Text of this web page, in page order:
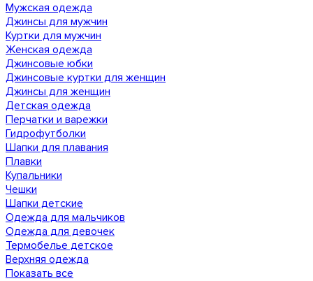
Мужская одежда
Джинсы для мужчин
Куртки для мужчин
Женская одежда
Джинсовые юбки
Джинсовые куртки для женщин
Джинсы для женщин
Детская одежда
Перчатки и варежки
Гидрофутболки
Шапки для плавания
Плавки
Купальники
Чешки
Шапки детские
Одежда для мальчиков
Одежда для девочек
Термобелье детское
Верхняя одежда
Показать все